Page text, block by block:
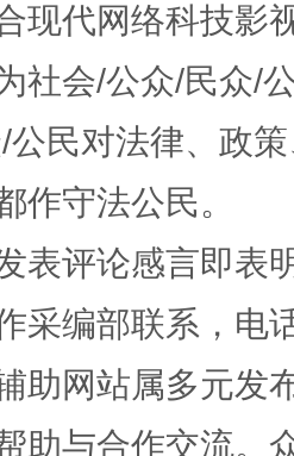
现代网络科技影
社会/公众/民众/
公民对法律、政
作守法公民。
表评论感言即表
采编部联系，电
助网站属多元发
助与合作交流。